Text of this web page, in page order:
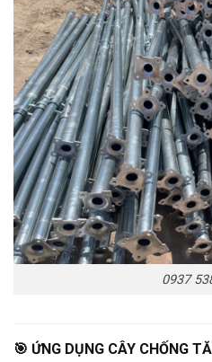
0937
🎯 ỨNG DỤNG CÂY CHỐNG